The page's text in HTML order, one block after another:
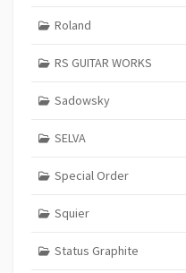
Roland
RS GUITAR WORKS
Sadowsky
SELVA
Special Order
Squier
Status Graphite